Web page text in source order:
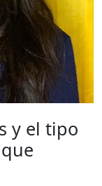
y el tipo